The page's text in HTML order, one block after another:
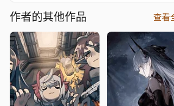
作者的其他作品 查看